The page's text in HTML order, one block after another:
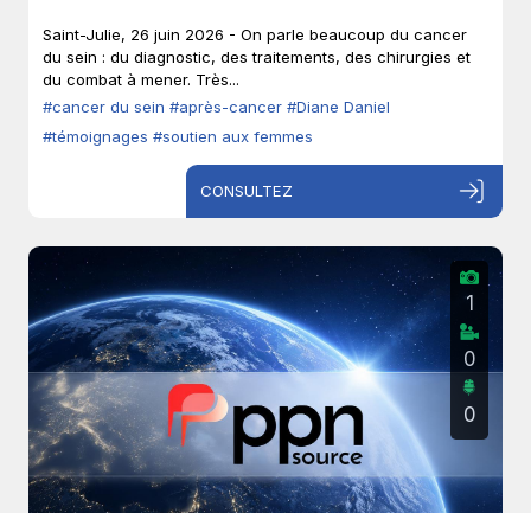
Saint-Julie, 26 juin 2026 - On parle beaucoup du cancer
du sein : du diagnostic, des traitements, des chirurgies et
du combat à mener. Très...
#cancer du sein #après-cancer #Diane Daniel
#témoignages #soutien aux femmes
CONSULTEZ
1
0
0